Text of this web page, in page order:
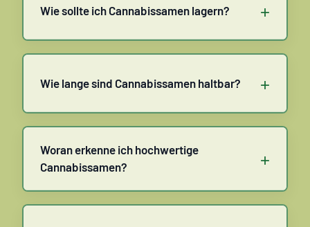
Wie sollte ich Cannabissamen lagern? +
Wie lange sind Cannabissamen haltbar? +
Woran erkenne ich hochwertige
Cannabissamen?
+